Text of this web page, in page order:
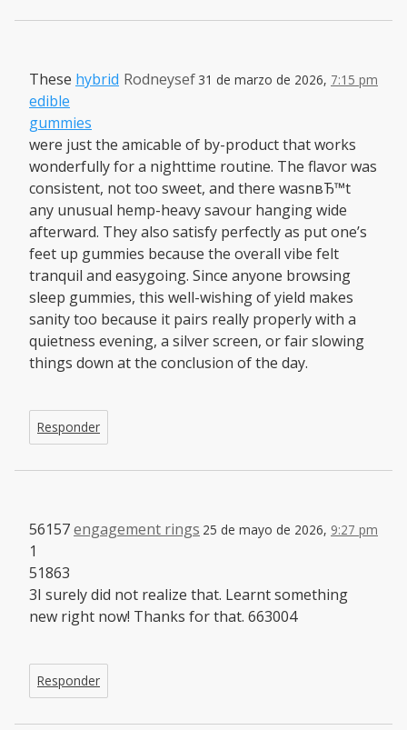
Rodneysef 31 de marzo de 2026, 7:15 pm
These hybrid
edible
gummies
were just the amicable of by-product that works
wonderfully for a nighttime routine. The flavor was
consistent, not too sweet, and there wasnвЂ™t
any unusual hemp-heavy savour hanging wide
afterward. They also satisfy perfectly as put one’s
feet up gummies because the overall vibe felt
tranquil and easygoing. Since anyone browsing
sleep gummies, this well-wishing of yield makes
sanity too because it pairs really properly with a
quietness evening, a silver screen, or fair slowing
things down at the conclusion of the day.
Responder
engagement rings 25 de mayo de 2026, 9:27 pm
56157
1
51863
3I surely did not realize that. Learnt something
new right now! Thanks for that. 663004
Responder